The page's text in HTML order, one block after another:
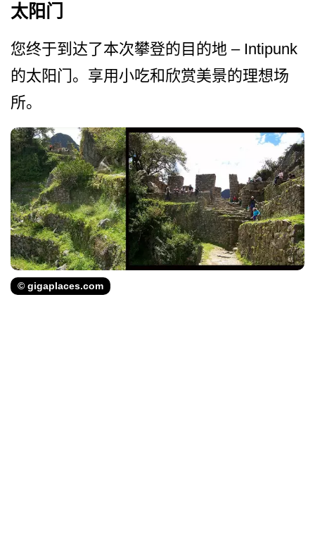
太阳门
您终于到达了本次攀登的目的地 – Intipunk
的太阳门。享用小吃和欣赏美­景的理想场
所。
© gigaplaces.com